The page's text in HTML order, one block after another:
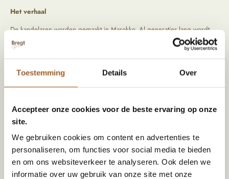
Toestemming Details Over
Accepteer onze cookies voor de beste ervaring op onze
site.
We gebruiken cookies om content en advertenties te
personaliseren, om functies voor social media te bieden
en om ons websiteverkeer te analyseren. Ook delen we
informatie over uw gebruik van onze site met onze
Het verhaal
De kandelaren worden gemaakt in Marokko. Al generaties lang wordt
hier het mooiste aardewerk met de hand gemaakt door verschillende
families. De kandelaar wordt gemaakt van klei en daarna gebakken in de
die elke kandelaar weer uniek kleurt. We reizen zelf langs bijzondere
Kleur Oker
Aardewerk